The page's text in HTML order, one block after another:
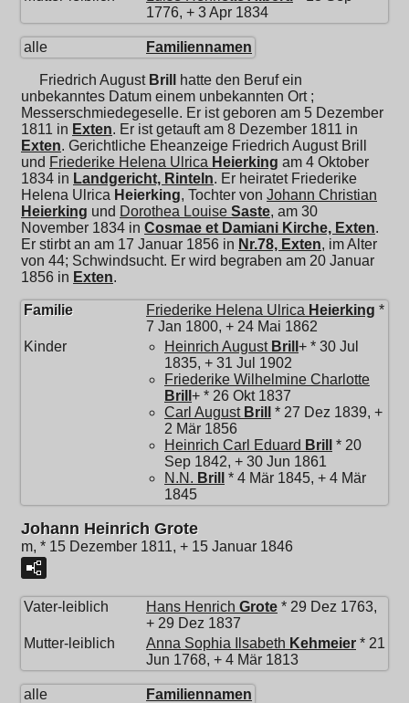
1776, + 3 Apr 1834
alle Familiennamen
Friedrich August Brill
hatte den Beruf ein
unbekanntes Datum einem unbekannten Ort ;
Messerschmiedegeselle. Er ist geboren am 5 Dezember
1811 in Exten. Er ist getauft am 8 Dezember 1811 in
Exten. Gerichtliche Eheanzeige Friedrich August Brill
und Friederike Helena Ulrica Heierking am 4 Oktober
1834 in Landgericht, Rinteln. Er heiratet Friederike
Helena Ulrica Heierking, Tochter von Johann Christian
Heierking und Dorothea Louise Saste, am 30
November 1834 in Cosmae et Damiani Kirche, Exten.
Er stirbt an am 17 Januar 1856 in Nr.78, Exten, im Alter
von 44; Schwindsucht. Er wird begraben am 20 Januar
1856 in Exten.
Familie Friederike Helena Ulrica Heierking *
7 Jan 1800, + 24 Mai 1862
Kinder
Heinrich August Brill + * 30 Jul
1835, + 31 Jul 1902
Friederike Wilhelmine Charlotte
Brill + * 26 Okt 1837
Carl August Brill
* 27 Dez 1839, +
2 Mär 1856
Heinrich Carl Eduard Brill
* 20
Sep 1842, + 30 Jun 1861
N.N. Brill
* 4 Mär 1845, + 4 Mär
1845
Johann Heinrich Grote
m, * 15 Dezember 1811, + 15 Januar 1846
Vater-leiblich Hans Henrich Grote * 29 Dez 1763,
+ 29 Dez 1837
Mutter-leiblich
Anna Sophia Ilsabeth Kehmeier * 21
Jun 1768, + 4 Mär 1813
alle Familiennamen